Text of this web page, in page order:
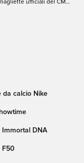
ufficiali del CM
da calcio Nike
Immortal DNA
F50